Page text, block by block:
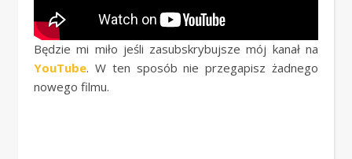
Będzie mi miło jeśli zasubskrybujsze mój kanał na
YouTube. W ten sposób nie przegapisz żadnego
nowego filmu.